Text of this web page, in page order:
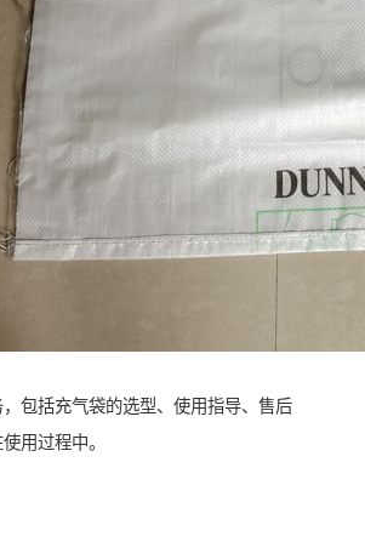
包括充气袋的选型、使用指导、售后
用过程中。